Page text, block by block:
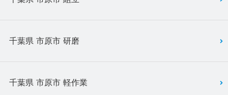
千葉県 市原市 研磨
千葉県 市原市 軽作業